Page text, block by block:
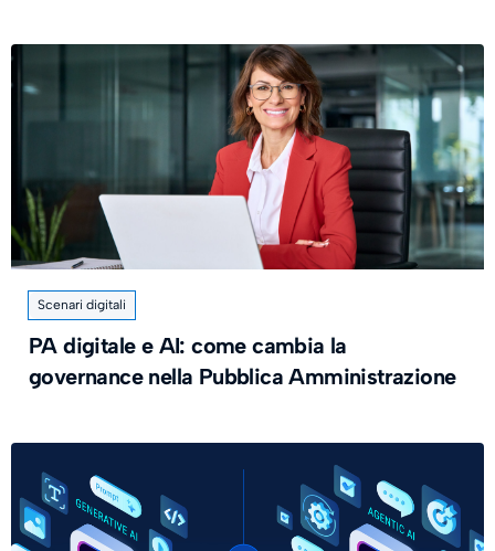
Scenari digitali
PA digitale e AI: come cambia la
governance nella Pubblica Amministrazione